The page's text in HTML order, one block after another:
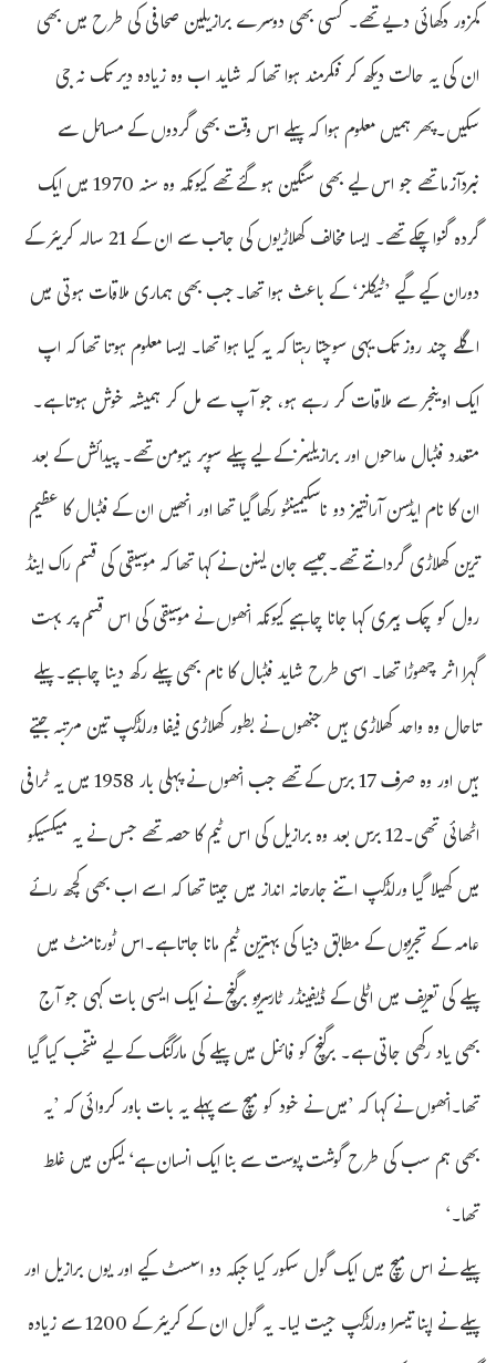
کمزور دکھائی دیے تھے۔ کسی بھی دوسرے برازیلین صحافی کی طرح میں بھی
ان کی یہ حالت دیکھ کر فکرمند ہوا تھا کہ شاید اب وہ زیادہ دیر تک نہ جی
سکیں۔پھر ہمیں معلوم ہوا کہ پیلے اس وقت بھی گردوں کے مسائل سے
نبردآزما تھے جو اس لیے بھی سنگین ہو گئے تھے کیونکہ وہ سنہ 1970 میں ایک
گردہ گنوا چکے تھے۔ ایسا مخالف کھلاڑیوں کی جانب سے ان کے 21 سالہ کریئر کے
دوران کیے گیے ’ٹیکلز‘ کے باعث ہوا تھا۔جب بھی ہماری ملاقات ہوتی میں
اگلے چند روز تک یہی سوچتا رہتا کہ یہ کیا ہوا تھا۔ ایسا معلوم ہوتا تھا کہ اپ
ایک اوینجر سے ملاقات کر رہے ہو، جو آپ سے مل کر ہمیشہ خوش ہوتا ہے۔
متعدد فٹبال مداحوں اور برازیلینز کے لیے پیلے سوپر ہیومن تھے۔ پیدائش کے بعد
ان کا نام ایڈسن آرانتیز دو ناسکیمینٹو رکھا گیا تھا اور انھیں ان کے فٹبال کا عظیم
ترین کھلاڑی گردانتے تھے۔جیسے جان لینن نے کہا تھا کہ موسیقی کی قسم راک اینڈ
رول کو چک بیری کہا جانا چاہیے کیونکہ انھوں نے موسیقی کی اس قسم پر بہت
گہرا اثر چھوڑا تھا۔ اسی طرح شاید فٹبال کا نام بھی پیلے رکھ دینا چاہیے۔پیلے
تاحال وہ واحد کھلاڑی ہیں جنھوں نے بطور کھلاڑی فیفا ورلڈکپ تین مرتبہ جیتے
ہیں اور وہ صرف 17 برس کے تھے جب انھوں نے پہلی بار 1958 میں یہ ٹرافی
اٹھائی تھی۔12 برس بعد وہ برازیل کی اس ٹیم کا حصہ تھے جس نے یہ میکسیکو
میں کھیلا گیا ورلڈکپ اتنے جارحانہ انداز میں جیتا تھا کہ اسے اب بھی کچھ رائے
عامہ کے تجزیوں کے مطابق دنیا کی بہترین ٹیم مانا جاتا ہے۔اس ٹورنامنٹ میں
پیلے کی تعریف میں اٹلی کے ڈیفینڈر ٹارسزیو برگنچ نے ایک ایسی بات کہی جو آج
بھی یاد رکھی جاتی ہے۔ برگنچ کو فائنل میں پیلے کی مارکنگ کے لیے منتخب کیا گیا
تھا۔انھوں نے کہا کہ ’میں نے خود کو میچ سے پہلے یہ بات باور کروائی کہ ’یہ
بھی ہم سب کی طرح گوشت پوست سے بنا ایک انسان ہے‘ لیکن میں غلط
تھا۔‘
پیلے نے اس میچ میں ایک گول سکور کیا جبکہ دو اسسٹ کیے اور یوں برازیل اور
پیلے نے اپنا تیسرا ورلڈکپ جیت لیا۔ یہ گول ان کے کریئر کے 1200 سے زیادہ